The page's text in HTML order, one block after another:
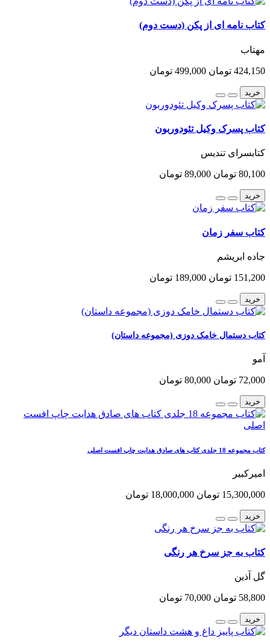
کتاب نامه ای از پکن (دست دوم)
مهتاب
424,150 تومان 499,000 تومان
خرید
کتاب پسرک وکیل تئودوربون
کتابسرای تندیس
80,100 تومان 89,000 تومان
خرید
کتاب سفر زمان
جاده ابریشم
151,200 تومان 189,000 تومان
خرید
کتاب دستمال خامک دوزی (مجموعه داستان)
آمو
72,000 تومان 80,000 تومان
خرید
کتاب مجموعه 18 جلدی کتاب های صادق هدایت چاپ افست اصلی
امیرکبیر
15,300,000 تومان 18,000,000 تومان
خرید
کتاب به جز سرخ هر رنگی
گل آذین
58,800 تومان 70,000 تومان
خرید